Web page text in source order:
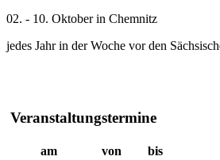
02. - 10. Oktober in Chemnitz
jedes Jahr in der Woche vor den
Veranstaltungstermine
am von
bis